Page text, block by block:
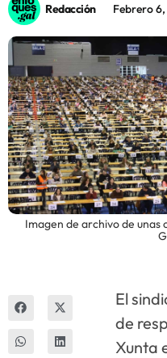
Sostenibilidad
Innova
Redacción Febrero
Imagen de archivo de unas
El
de
Xunta